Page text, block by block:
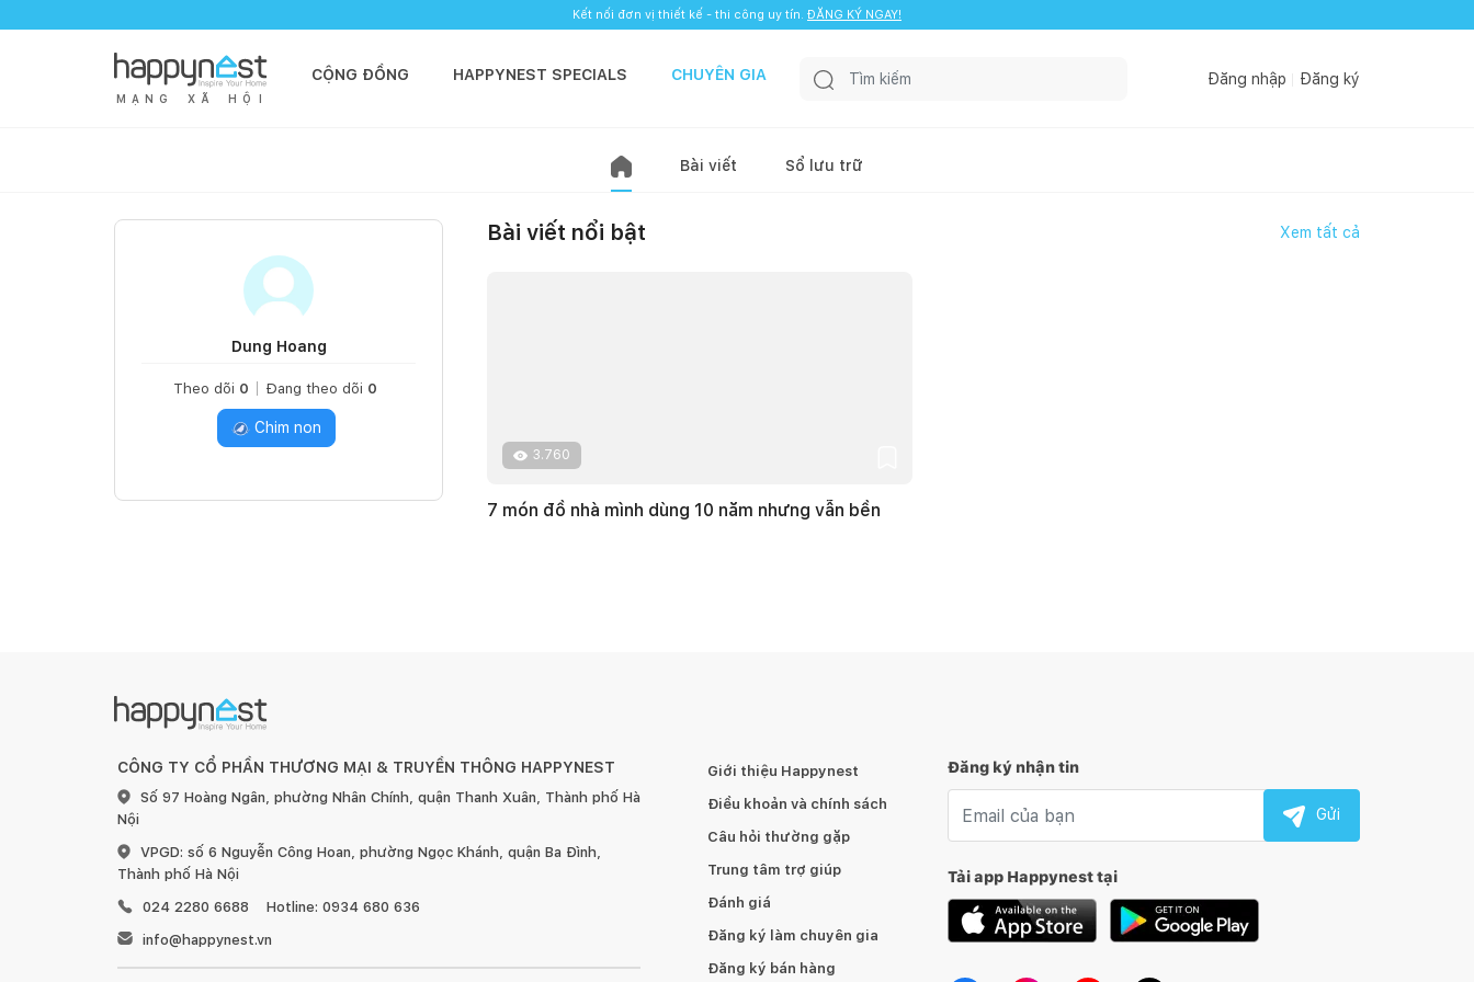
Kết nối đơn vị thiết kế - thi công uy tín. ĐĂNG KÝ NGAY!
M Ạ N G X Ã H Ộ I
CỘNG ĐỒNG HAPPYNEST SPECIALS CHUYÊN GIA Đăng nhập Đăng ký
Bài viết Sổ lưu trữ
Dung Hoang
Theo dõi 0 Đang theo dõi 0
Chim non
Bài viết nổi bật Xem tất cả
3.760
7 món đồ nhà mình dùng 10 năm nhưng vẫn bền
CÔNG TY CỔ PHẦN THƯƠNG MẠI & TRUYỀN THÔNG HAPPYNEST
Số 97 Hoàng Ngân, phường Nhân Chính, quận Thanh Xuân, Thành phố Hà
Nội
VPGD: số 6 Nguyễn Công Hoan, phường Ngọc Khánh, quận Ba Đình,
Thành phố Hà Nội
024 2280 6688
Hotline: 0934 680 636
info@happynest.vn
Giới thiệu Happynest
Điều khoản và chính sách
Câu hỏi thường gặp
Trung tâm trợ giúp
Đánh giá
Đăng ký làm chuyên gia
Đăng ký bán hàng
Đăng ký nhận tin
Gửi
Tải app Happynest tại